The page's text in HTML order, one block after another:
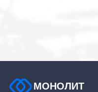
МОНОЛИТ